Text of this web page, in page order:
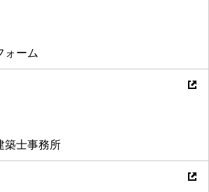
ォーム
築士事務所